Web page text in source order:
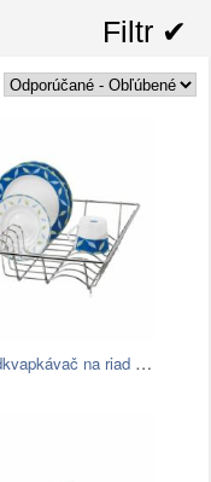
Filtr ✔︎
Kovový odkvapkávač na riad Wenko Basket